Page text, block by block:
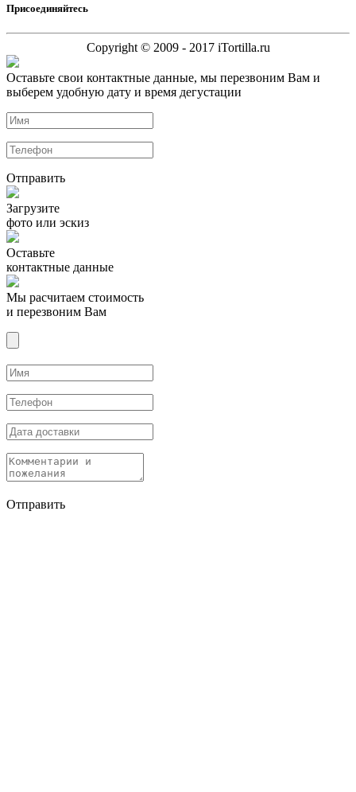
Присоединяйтесь
Copyright © 2009 - 2017 iTortilla.ru
Оставьте свои контактные данные, мы перезвоним Вам и
выберем удобную дату и время дегустации
Отправить
Загрузите
фото или эскиз
Оставьте
контактные данные
Мы расчитаем стоимость
и перезвоним Вам
Отправить